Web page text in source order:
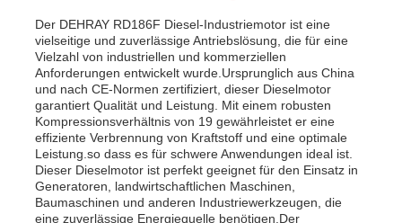
Der DEHRAY RD186F Diesel-Industriemotor ist eine
vielseitige und zuverlässige Antriebslösung, die für eine
Vielzahl von industriellen und kommerziellen
Anforderungen entwickelt wurde.Ursprunglich aus China
und nach CE-Normen zertifiziert, dieser Dieselmotor
garantiert Qualität und Leistung. Mit einem robusten
Kompressionsverhältnis von 19 gewährleistet er eine
effiziente Verbrennung von Kraftstoff und eine optimale
Leistung.so dass es für schwere Anwendungen ideal ist.
Dieser Dieselmotor ist perfekt geeignet für den Einsatz in
Generatoren, landwirtschaftlichen Maschinen,
Baumaschinen und anderen Industriewerkzeugen, die
eine zuverlässige Energiequelle benötigen.Der